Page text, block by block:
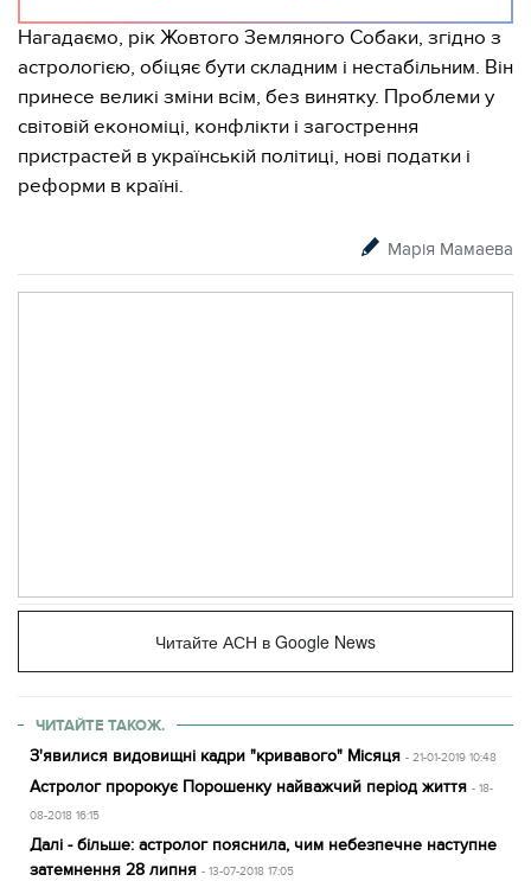
Нагадаємо, рік Жовтого Земляного Собаки, згідно з
астрологією, обіцяє бути складним і нестабільним. Він
принесе великі зміни всім, без винятку. Проблеми у
світовій економіці, конфлікти і загострення
пристрастей в українській політиці, нові податки і
реформи в країні.
Марія Мамаева
Читайте АСН в Google News
ЧИТАЙТЕ ТАКОЖ.
З'явилися видовищні кадри "кривавого" Місяця - 21-01-2019 10:48
Астролог пророкує Порошенку найважчий період життя - 18-
08-2018 16:15
Далі - більше: астролог пояснила, чим небезпечне наступне
затемнення 28 липня - 13-07-2018 17:05